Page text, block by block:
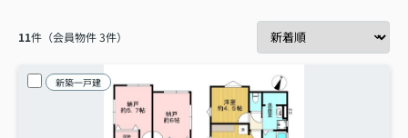
11件（会員物件 3件）
新築一戸建